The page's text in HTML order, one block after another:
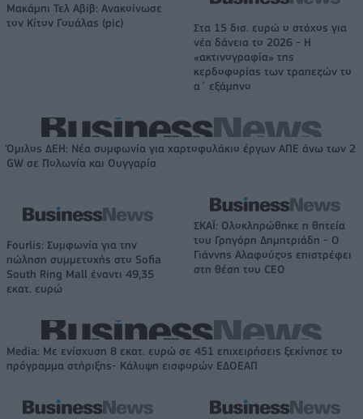
Μακάμπι Τελ Αβίβ: Ανακοίνωσε
τον Κίτον Γουάλας (pic)
Στα 15 δισ. ευρώ ο στόχος για
νέα δάνεια το 2026 - Η
«ακτινογραφία» της
κερδοφορίας των τραπεζών το
α΄ εξάμηνο
Όμιλος ΔΕΗ: Νέα συμφωνία για χαρτοφυλάκιο έργων ΑΠΕ άνω των 2
GW σε Πολωνία και Ουγγαρία
Fourlis: Συμφωνία για την
πώληση συμμετοχής στο Sofia
South Ring Mall έναντι 49,35
εκατ. ευρώ
ΣΚΑΪ: Ολοκληρώθηκε η θητεία
του Γρηγόρη Δημητριάδη - Ο
Γιάννης Αλαφούζος επιστρέφει
στη θέση του CEO
Media: Με ενίσχυση 8 εκατ. ευρώ σε 451 επιχειρήσεις ξεκίνησε το
πρόγραμμα στήριξης- Κάλυψη εισφορών ΕΔΟΕΑΠ